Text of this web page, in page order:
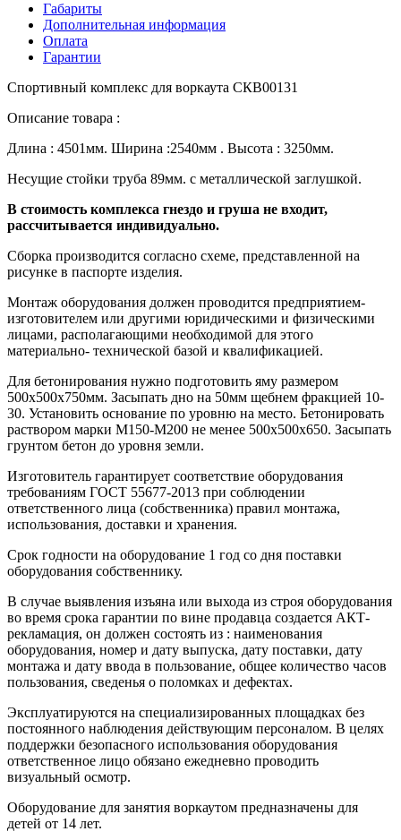
Габариты
Дополнительная информация
Оплата
Гарантии
Спортивный комплекс для воркаута СКВ00131
Описание товара :
Длина : 4501мм. Ширина :2540мм . Высота : 3250мм.
Несущие стойки труба 89мм. с металлической заглушкой.
В стоимость комплекса гнездо и груша не входит,
рассчитывается индивидуально.
Сборка производится согласно схеме, представленной на
рисунке в паспорте изделия.
Монтаж оборудования должен проводится предприятием-
изготовителем или другими юридическими и физическими
лицами, располагающими необходимой для этого
материально- технической базой и квалификацией.
Для бетонирования нужно подготовить яму размером
500х500х750мм. Засыпать дно на 50мм щебнем фракцией 10-
30. Установить основание по уровню на место. Бетонировать
раствором марки М150-М200 не менее 500х500х650. Засыпать
грунтом бетон до уровня земли.
Изготовитель гарантирует соответствие оборудования
требованиям ГОСТ 55677-2013 при соблюдении
ответственного лица (собственника) правил монтажа,
использования, доставки и хранения.
Срок годности на оборудование 1 год со дня поставки
оборудования собственнику.
В случае выявления изъяна или выхода из строя оборудования
во время срока гарантии по вине продавца создается АКТ-
рекламация, он должен состоять из : наименования
оборудования, номер и дату выпуска, дату поставки, дату
монтажа и дату ввода в пользование, общее количество часов
пользования, сведенья о поломках и дефектах.
Эксплуатируются на специализированных площадках без
постоянного наблюдения действующим персоналом. В целях
поддержки безопасного использования оборудования
ответственное лицо обязано ежедневно проводить
визуальный осмотр.
Оборудование для занятия воркаутом предназначены для
детей от 14 лет.